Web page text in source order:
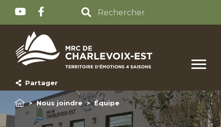
Partager
> Nous joindre > Équipe